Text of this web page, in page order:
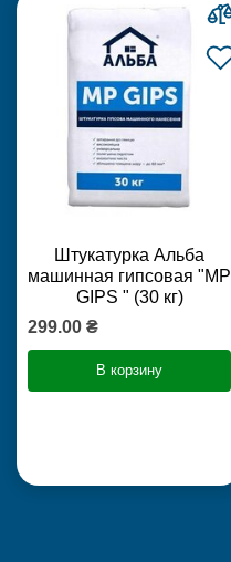
Штукатурка Альба
машинная гипсовая "MP
GIPS " (30 кг)
299.00 ₴
В корзину